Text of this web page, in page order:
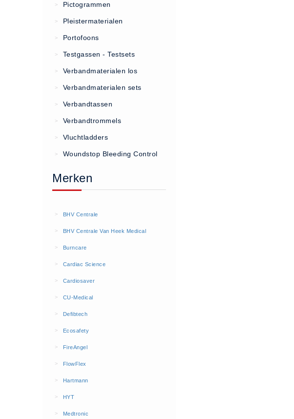
AED apparaten (11)
AED apparaten (11)
AED batterijen (12)
AED binnen - buiten kasten (11)
AED elektroden (18)
AED tassen (14)
BHV kasten (5)
BHV kasten (0)
Evacuatie - Zaklampen (0)
Kleding - Hesjes (0)
Brandblusmiddelen
Schuimblussers (6)
Brandmelders
CO melders (2)
> Pictogrammen
> Pleistermaterialen
> Portofoons
> Testgassen - Testsets
> Verbandmaterialen los
> Verbandmaterialen sets
> Verbandtassen
> Verbandtrommels
> Vluchtladders
> Woundstop Bleeding Control
Merken
> BHV Centrale
> BHV Centrale Van Heek Medical
> Burncare
> Cardiac Science
> Cardiosaver
> CU-Medical
> Defibtech
> Ecosafety
> FireAngel
> FlowFlex
> Hartmann
> HYT
> Medtronic